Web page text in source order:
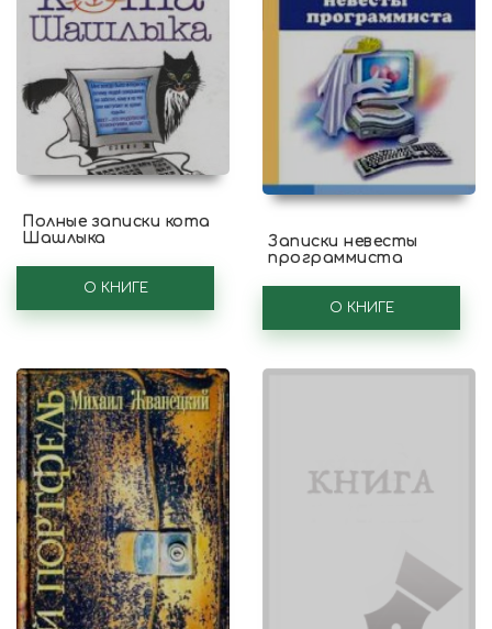
Полные записки кота
Шашлыка
О КНИГЕ
Записки невесты
программиста
О КНИГЕ